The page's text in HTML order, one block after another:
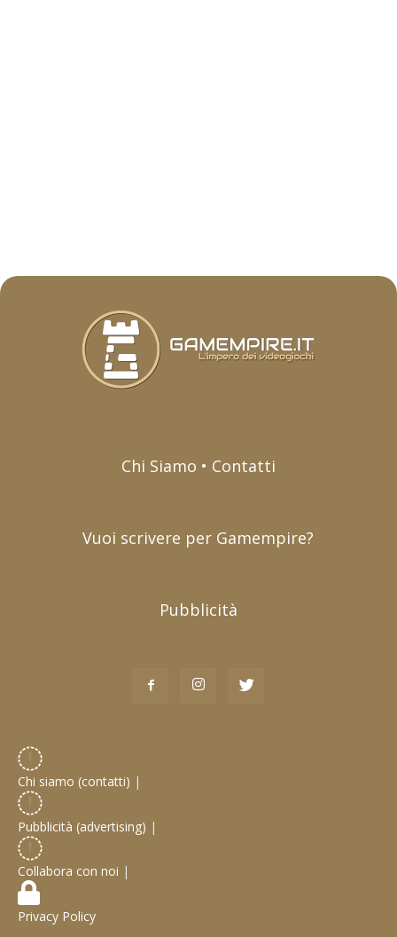
Chi Siamo • Contatti
Vuoi scrivere per Gamempire?
Pubblicità
Chi siamo (contatti) |
Pubblicità (advertising) |
Collabora con noi |
Privacy Policy